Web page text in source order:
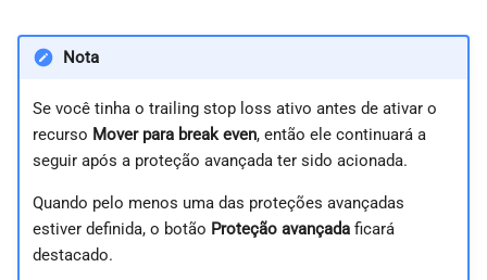
Nota
Se você tinha o trailing stop loss ativo antes de ativar o
recurso Mover para break even, então ele continuará a
seguir após a proteção avançada ter sido acionada.
Quando pelo menos uma das proteções avançadas
estiver definida, o botão Proteção avançadaficará
destacado.